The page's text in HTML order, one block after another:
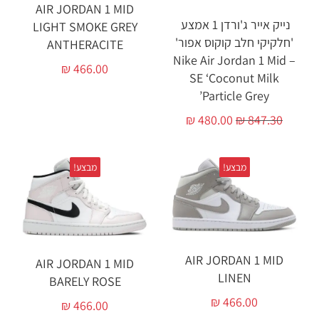
נייק אייר ג'ורדן 1 אמצע
'חלקיקי חלב קוקוס אפור'
– Nike Air Jordan 1 Mid
SE ‘Coconut Milk
Particle Grey’
₪847.30
₪480.00
AIR JORDAN 1 MID
LIGHT SMOKE GREY
ANTHERACITE
₪466.00
מבצע!
AIR JORDAN 1 MID
LINEN
₪466.00
מבצע!
AIR JORDAN 1 MID
BARELY ROSE
₪466.00